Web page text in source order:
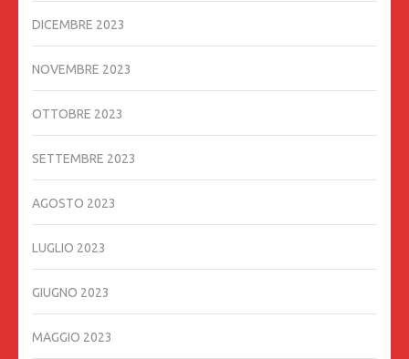
DICEMBRE 2023
NOVEMBRE 2023
OTTOBRE 2023
SETTEMBRE 2023
AGOSTO 2023
LUGLIO 2023
GIUGNO 2023
MAGGIO 2023